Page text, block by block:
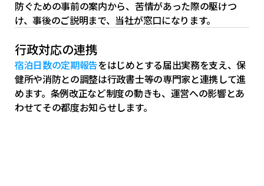
防ぐための事前の案内から、苦情があった際の駆けつ
け、事後のご説明まで、当社が窓口になります。
行政対応の連携
宿泊日数の定期報告をはじめとする届出実務を支え、保
健所や消防との調整は行政書士等の専門家と連携して進
めます。条例改正など制度の動きも、運営への影響とあ
わせてその都度お知らせします。